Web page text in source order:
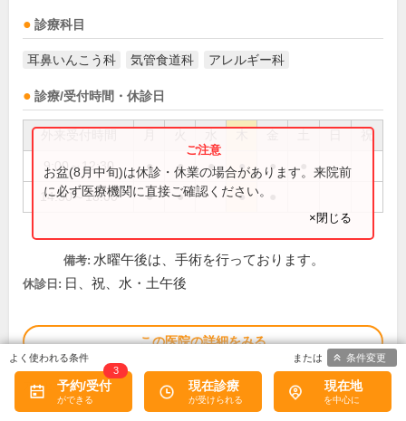
診療科目
耳鼻いんこう科 気管食道科 アレルギー科
診療/受付時間・休診日
祝
9:00～12:30 ● ● ● ● ●
14:30～18:00 ● ● ●
お盆(8月中旬)は休診・休業の場合があります。来院前
に必ず医療機関に直接ご確認ください。
×閉じる
備考: 水曜午後は、手術を行っております。
休診日: 日、祝、水・土午後
この医院の詳細をみる
アクセス数※
予約/受付
3
現在診療 現在地
条件変更